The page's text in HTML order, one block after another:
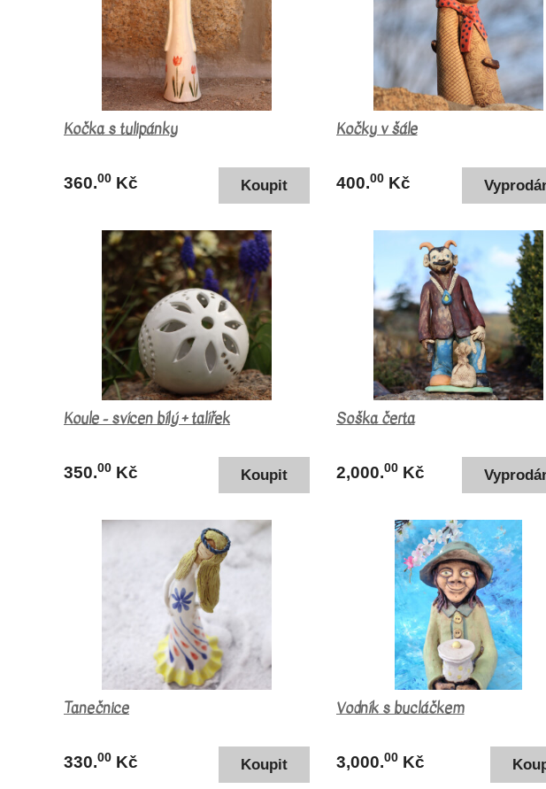
Kočka s tulipánky
360.00 Kč
Kočky v šále
400.00Kč
Koule - svícen bílý + talířek
350.00 Kč
Soška čerta
2,000.00Kč
Tanečnice
330.00 Kč
Vodník s bucláčkem
3,000.00Kč